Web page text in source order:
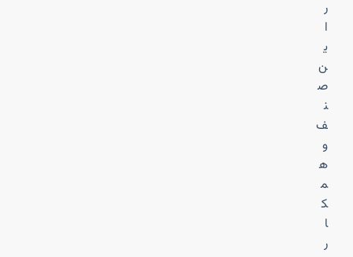
ر
ا
ی
ن
ص
ن
ف
و
ه
م
ک
ا
ر